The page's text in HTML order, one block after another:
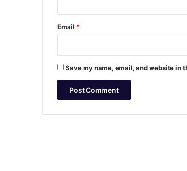
Email *
Save my name, email, and website in